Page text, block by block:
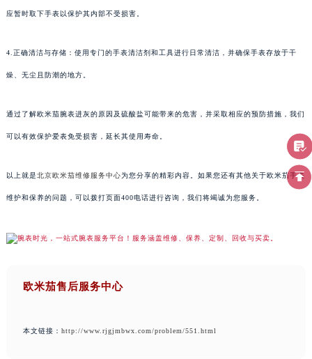
应暂时取下手表以保护其内部不受损害。
4.正确清洁与存储：使用专门的手表清洁剂和工具进行日常清洁，并确保手表存放于干
燥、无尘且防潮的地方。
通过了解欧米茄腕表进灰的原因及硫酸盐可能带来的危害，并采取相应的预防措施，我们
可以有效保护爱表免受损害，延长其使用寿命。
以上就是北京欧米茄维修服务中心为您分享的精彩内容。如果您还有其他关于欧米茄手表
维护和保养的问题，可以拨打页面400电话进行咨询，我们将竭诚为您服务。
欧米茄售后服务中心
本文链接： http://www.rjgjmbwx.com/problem/551.html